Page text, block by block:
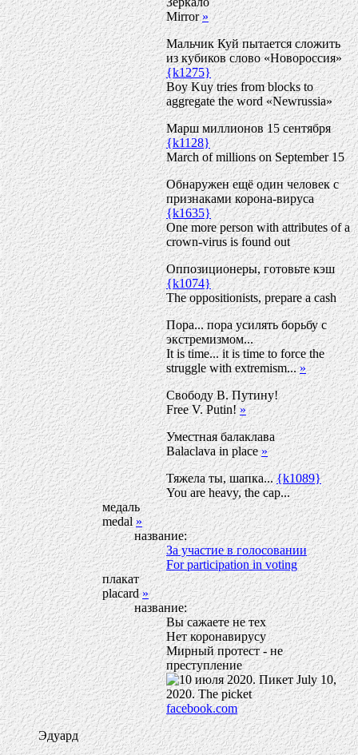
Mirror»
Мальчик Куй пытается сложить
из кубиков слово «Новороссия»
{k1275}
Boy Kuy tries from blocks to
aggregate the word «Newrussia»
Марш миллионов 15 сентября
{k1128}
March of millions on September 15
Обнаружен ещё один человек с
признаками корона-вируса
{k1635}
One more person with attributes of a
crown-virus is found out
Оппозиционеры, готовьте кэш
{k1074}
The oppositionists, prepare a cash
Пора... пора усилять борьбу с
экстремизмом...
It is time... it is time to force the
struggle with extremism...»
Свободу В. Путину!
Free V. Putin!»
Уместная балаклава
Balaclava in place»
Тяжела ты, шапка...{k1089}
You are heavy, the cap...
медаль
medal»
название:
За участие в голосовании
For participation in voting
плакат
placard»
название:
Вы сажаете не тех
Нет коронавирусу
Мирный протест - не
преступление
facebook.com
Эдуард